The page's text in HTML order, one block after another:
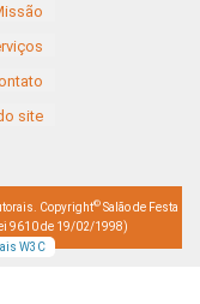
site
Copyright© Salão de Festa
9610 de 19/02/1998)